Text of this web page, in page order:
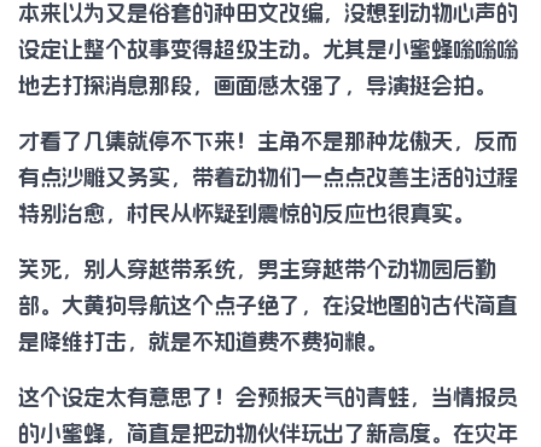
本来以为又是俗套的种田文改编，没想到动物心声的
设定让整个故事变得超级生动。尤其是小蜜蜂嗡嗡嗡
地去打探消息那段，画面感太强了，导演挺会拍。
才看了几集就停不下来！主角不是那种龙傲天，反而
有点沙雕又务实，带着动物们一点点改善生活的过程
特别治愈，村民从怀疑到震惊的反应也很真实。
笑死，别人穿越带系统，男主穿越带个动物园后勤
部。大黄狗导航这个点子绝了，在没地图的古代简直
是降维打击，就是不知道费不费狗粮。
这个设定太有意思了！会预报天气的青蛙，当情报员
的小蜜蜂，简直是把动物伙伴玩出了新高度。在灾年